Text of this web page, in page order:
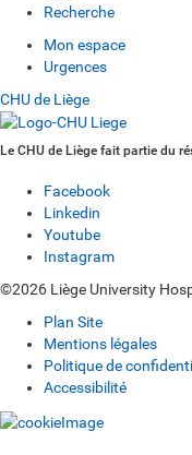
Recherche
Mon espace
Urgences
CHU de Liège
Le CHU de Liège fait partie du
Facebook
Linkedin
Youtube
Instagram
©2026 Liège University
Plan Site
Mentions légales
Politique de
Accessibilité